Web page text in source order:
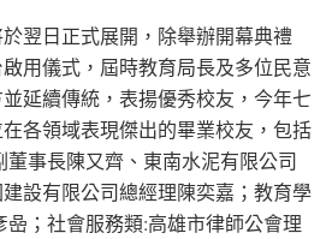
翌日正式展開，除舉辦開幕典禮
用儀式，屆時教育局長及多位民意
延續傳統，表揚優秀校友，今年七
各領域表現傑出的畢業校友，包括
事長陳又齊、東南水泥有限公司
設有限公司總經理陳奕嘉；教育學
；社會服務類:高雄市律師公會理